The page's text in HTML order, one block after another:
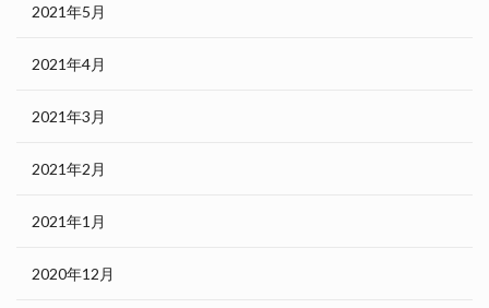
2021年5月
2021年4月
2021年3月
2021年2月
2021年1月
2020年12月